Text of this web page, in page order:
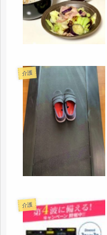
介護
介護